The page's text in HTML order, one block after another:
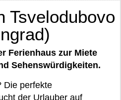
Tsvelodubovo
Ferienhaus zur Miete
Sehenswürdigkeiten.
Die perfekte
der Urlauber auf